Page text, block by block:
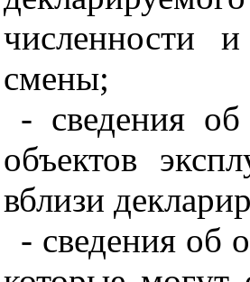
численности
смены;
- сведения
объектов
вблизи
- сведения об